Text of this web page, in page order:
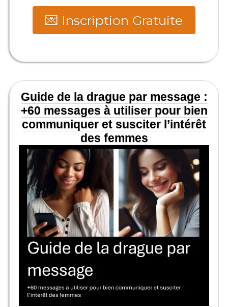
💌 Inscription Gratuite
Guide de la drague par message :
+60 messages à utiliser pour bien
communiquer et susciter l’intérêt
des femmes